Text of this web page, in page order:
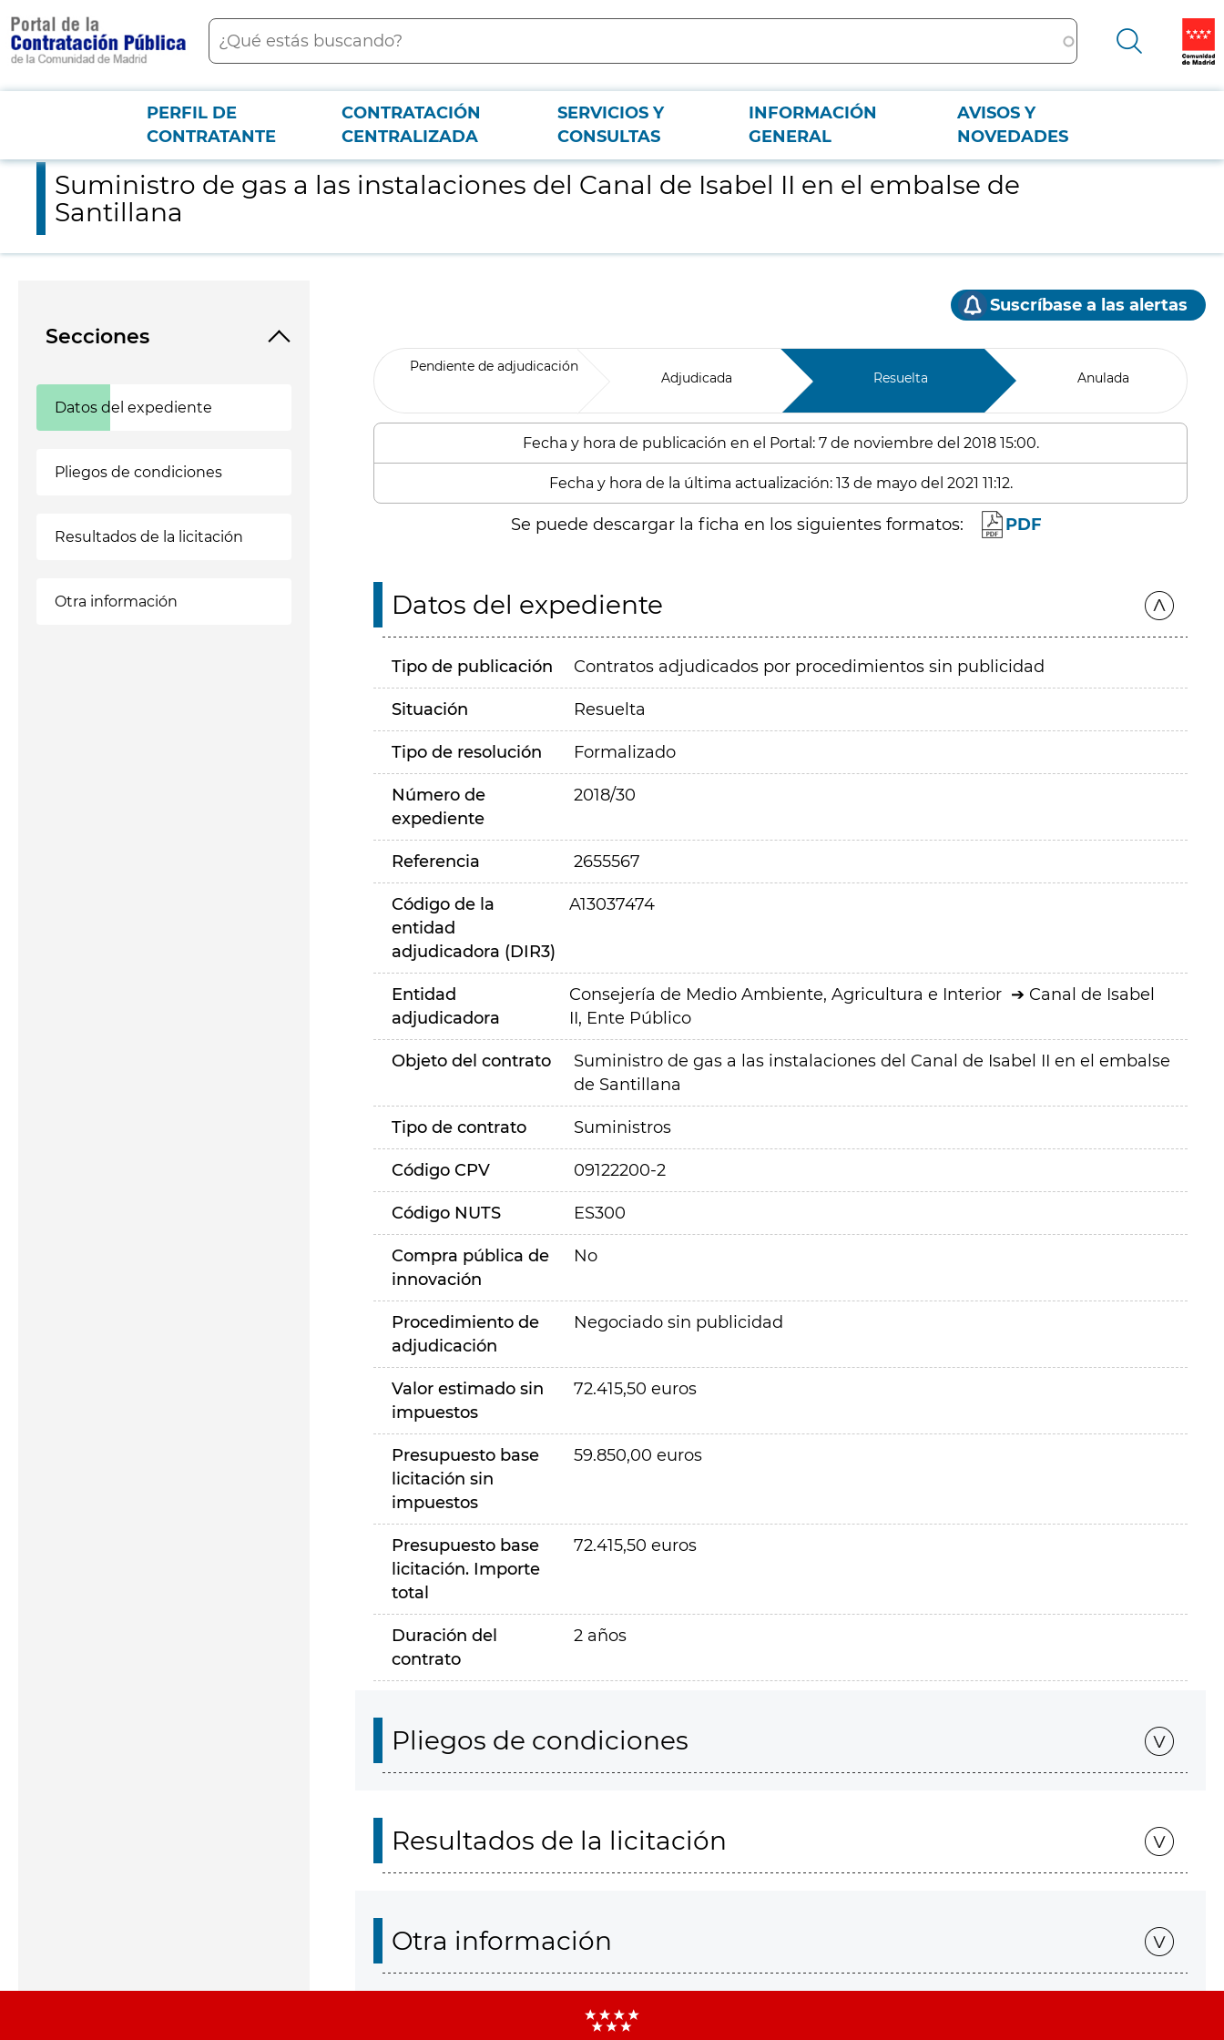
contenido
principal
Buscar
Menú PCON
PERFIL DE
CONTRATANTE
CONTRATACIÓN
CENTRALIZADA
SERVICIOS Y
CONSULTAS
INFORMACIÓN
GENERAL
AVISOS Y
NOVEDADES
Suministro de gas a las instalaciones del Canal de Isabel II en el embalse de Santillana
Suministro de gas a las instalaciones del Canal de Isabel II en el embalse de
Santillana
Secciones
Datos del expediente
Pliegos de condiciones
Resultados de la licitación
Otra información
Suscríbase a las alertas
Pendiente de adjudicación
Adjudicada Resuelta Anulada
Fecha y hora de publicación en el Portal: 7 de noviembre del 2018 15:00.
Fecha y hora de la última actualización: 13 de mayo del 2021 11:12.
Se puede descargar la ficha en los siguientes formatos: PDF
Datos del expediente
Tipo de publicación Contratos adjudicados por procedimientos sin publicidad
Situación Resuelta
Tipo de resolución Formalizado
Número de
expediente
2018/30
Referencia 2655567
Código de la
entidad
adjudicadora (DIR3)
A13037474
Entidad
adjudicadora
Consejería de Medio Ambiente, Agricultura e Interior
Canal de Isabel
II, Ente Público
Objeto del contrato
Suministro de gas a las instalaciones del Canal de Isabel II en el embalse
de Santillana
Tipo de contrato Suministros
Código CPV 09122200-2
Código NUTS ES300
Compra pública de
innovación
No
Procedimiento de
adjudicación
Negociado sin publicidad
Valor estimado sin
impuestos
72.415,50 euros
Presupuesto base
licitación sin
impuestos
59.850,00 euros
Presupuesto base
licitación. Importe
total
72.415,50 euros
Duración del
contrato
2 años
Pliegos de condiciones
Resultados de la licitación
Otra información